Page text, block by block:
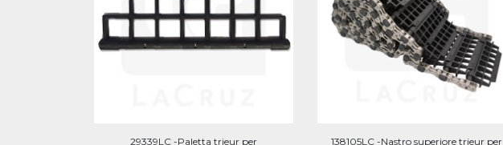
29339LC -Paletta trieur per
138105LC -Nastro superiore trieur per